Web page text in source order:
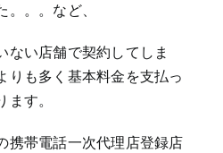
。。など、
ない店舗で契約してしま
りも多く基本料金を支払っ
す。
携帯電話一次代理店登録店